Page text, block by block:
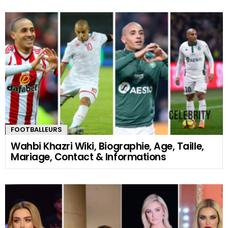
FOOTBALLEURS
Wahbi Khazri Wiki, Biographie, Age, Taille,
Mariage, Contact & Informations